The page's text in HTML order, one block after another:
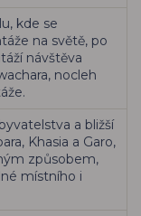
kde se
na světě, po
návštěva
nocleh
a bližší
Khasia a Garo,
způsobem,
místního i